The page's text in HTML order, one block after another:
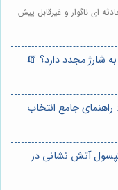
ای ناگوار و غیرقابل پیش
شارژ مجدد دارد؟ 🧯
جامع انتخاب
آتش نشانی در